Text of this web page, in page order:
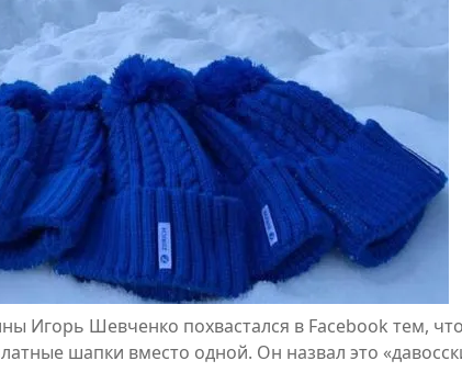
Игорь Шевченко похвастался в Facebook тем,
шапки вместо одной. Он назвал это